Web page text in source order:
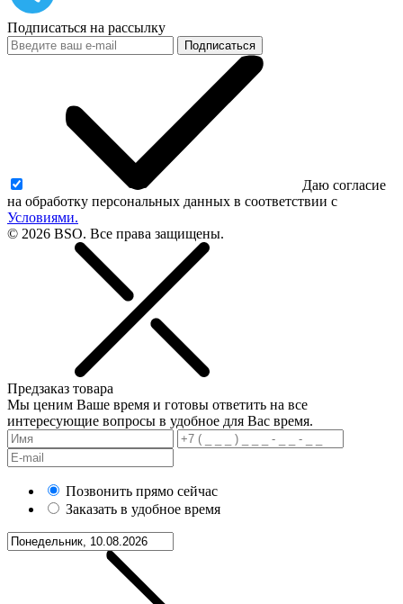
Подписаться на рассылку
Подписаться
Даю согласие
на обработку персональных данных в соответствии с
Условиями.
© 2026 BSO. Все права защищены.
Предзаказ товара
Мы ценим Ваше время и готовы ответить на все
интересующие вопросы в удобное для Вас время.
Позвонить прямо сейчас
Заказать в удобное время